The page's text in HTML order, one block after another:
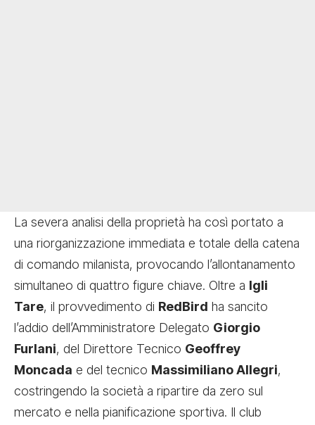
La severa analisi della proprietà ha così portato a
una riorganizzazione immediata e totale della catena
di comando milanista, provocando l’allontanamento
simultaneo di quattro figure chiave. Oltre a Igli
Tare, il provvedimento di RedBird ha sancito
l’addio dell’Amministratore Delegato Giorgio
Furlani, del Direttore Tecnico Geoffrey
Moncada e del tecnico Massimiliano Allegri,
costringendo la società a ripartire da zero sul
mercato e nella pianificazione sportiva. Il club